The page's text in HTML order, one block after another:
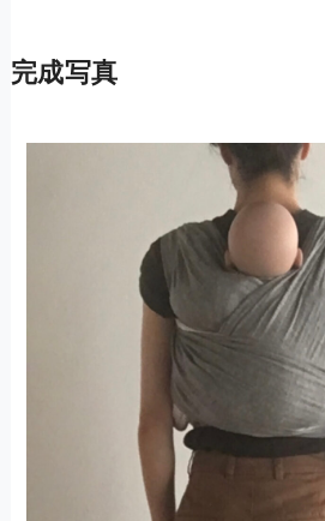
完成写真